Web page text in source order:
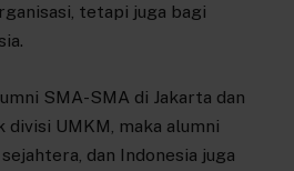
tetapi juga bagi
SMA-SMA di Jakarta dan
divisi UMKM, maka alumni
dan Indonesia juga